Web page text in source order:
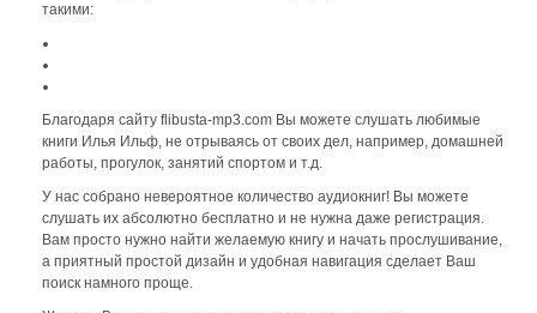
такими:
Благодаря сайту flibusta-mp3.com Вы можете слушать любимые
книги Илья Ильф, не отрываясь от своих дел, например, домашней
работы, прогулок, занятий спортом и т.д.
У нас собрано невероятное количество аудиокниг! Вы можете
слушать их абсолютно бесплатно и не нужна даже регистрация.
Вам просто нужно найти желаемую книгу и начать прослушивание,
а приятный простой дизайн и удобная навигация сделает Ваш
поиск намного проще.